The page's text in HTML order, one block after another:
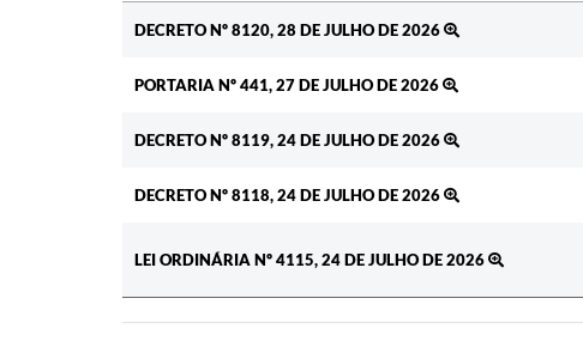
DECRETO Nº 8120, 28 DE JULHO DE 2026
PORTARIA Nº 441, 27 DE JULHO DE 2026
DECRETO Nº 8119, 24 DE JULHO DE 2026
DECRETO Nº 8118, 24 DE JULHO DE 2026
LEI ORDINÁRIA Nº 4115, 24 DE JULHO DE 2026